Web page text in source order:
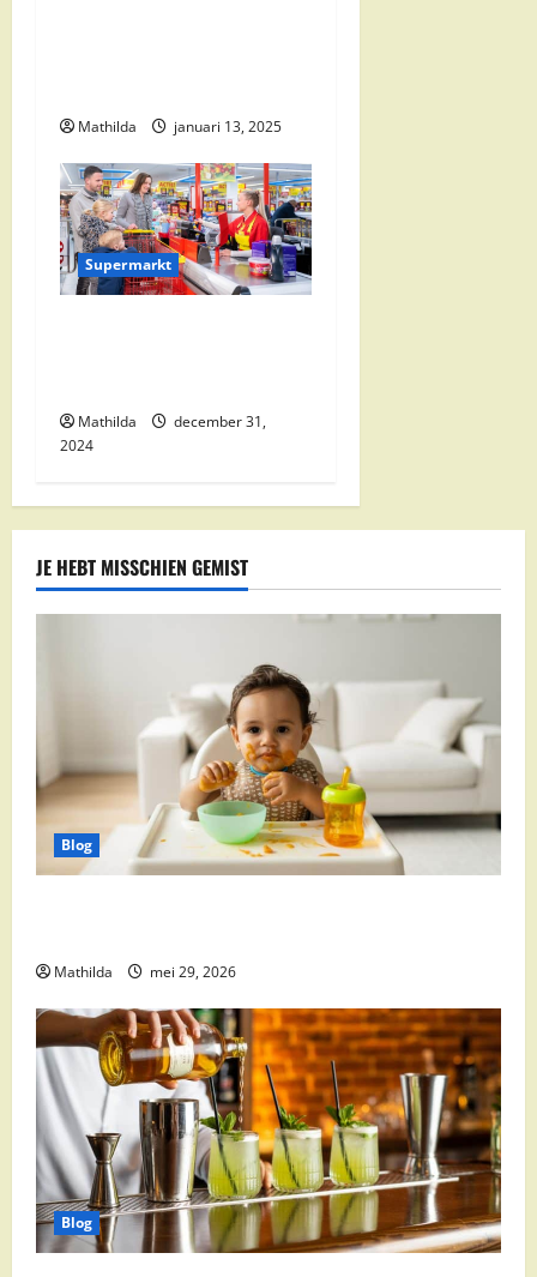
Mathilda januari 13, 2025
Supermarkt
Mathilda
december 31,
2024
JE HEBT MISSCHIEN GEMIST
Blog
Mathilda mei 29, 2026
Blog